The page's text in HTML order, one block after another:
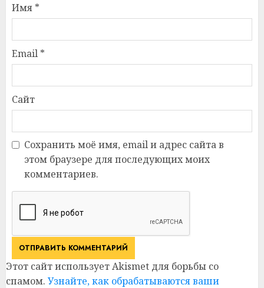
Имя *
Email *
Сайт
Сохранить моё имя, email и адрес сайта в
этом браузере для последующих моих
комментариев.
Этот сайт использует Akismet для борьбы со
спамом. Узнайте, как обрабатываются ваши